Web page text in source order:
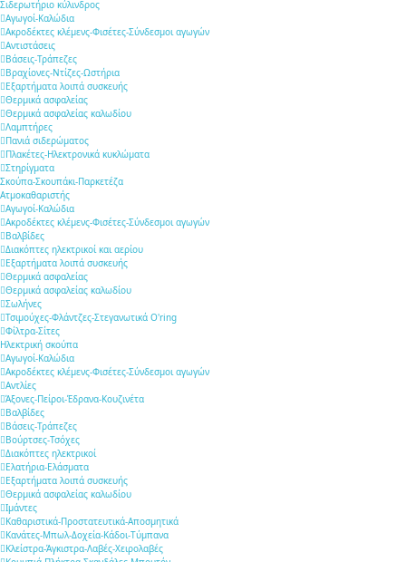
Σιδερωτήριο κύλινδρος
Αγωγοί-Καλώδια
Ακροδέκτες κλέμενς-Φισέτες-Σύνδεσμοι αγωγών
Αντιστάσεις
Βάσεις-Τράπεζες
Βραχίονες-Ντίζες-Ωστήρια
Εξαρτήματα λοιπά συσκευής
Θερμικά ασφαλείας
Θερμικά ασφαλείας καλωδίου
Λαμπτήρες
Πανιά σιδερώματος
Πλακέτες-Ηλεκτρονικά κυκλώματα
Στηρίγματα
Σκούπα-Σκουπάκι-Παρκετέζα
Ατμοκαθαριστής
Αγωγοί-Καλώδια
Ακροδέκτες κλέμενς-Φισέτες-Σύνδεσμοι αγωγών
Βαλβίδες
Διακόπτες ηλεκτρικοί και αερίου
Εξαρτήματα λοιπά συσκευής
Θερμικά ασφαλείας
Θερμικά ασφαλείας καλωδίου
Σωλήνες
Τσιμούχες-Φλάντζες-Στεγανωτικά O'ring
Φίλτρα-Σίτες
Ηλεκτρική σκούπα
Αγωγοί-Καλώδια
Ακροδέκτες κλέμενς-Φισέτες-Σύνδεσμοι αγωγών
Αντλίες
Άξονες-Πείροι-Έδρανα-Κουζινέτα
Βαλβίδες
Βάσεις-Τράπεζες
Βούρτσες-Τσόχες
Διακόπτες ηλεκτρικοί
Ελατήρια-Ελάσματα
Εξαρτήματα λοιπά συσκευής
Θερμικά ασφαλείας καλωδίου
Ιμάντες
Καθαριστικά-Προστατευτικά-Αποσμητικά
Κανάτες-Μπωλ-Δοχεία-Κάδοι-Τύμπανα
Κλείστρα-Άγκιστρα-Λαβές-Χειρολαβές